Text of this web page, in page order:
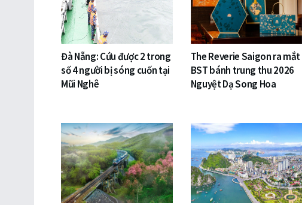
Đà Nẵng: Cứu được 2 trong
số 4 người bị sóng cuốn tại
Mũi Nghê
The Reverie Saigon ra mắt
BST bánh trung thu 2026
Nguyệt Dạ Song Hoa